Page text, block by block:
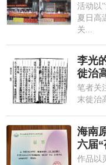
活动以
夏日高
关...
李光
徙治
笔者关
末徙治
海南
六届
作品以